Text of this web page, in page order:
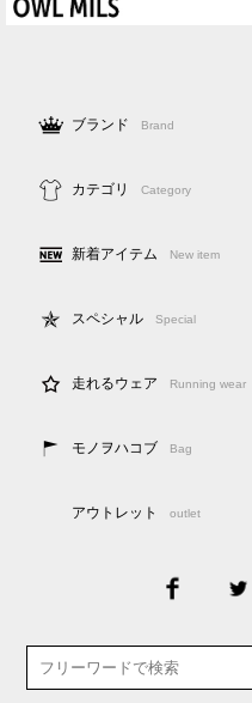
ブランド Brand
カテゴリ Category
新着アイテム New item
スペシャル Special
走れるウェア Running wear
モノヲハコブ Bag
アウトレット outlet